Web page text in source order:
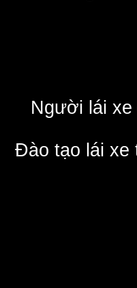
Người lái
Đào tạo lái